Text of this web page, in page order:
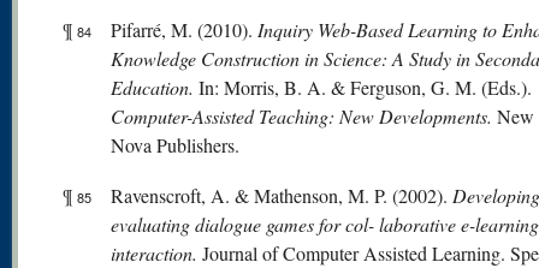
¶ 84 Pifarré, M. (2010). Inquiry Web-Based Learning to
Knowledge Construction in Science: A Study in
Education. In: Morris, B. A. & Ferguson, G. M. (Eds.).
Computer-Assisted Teaching: New Developments. New
Nova Publishers.
¶ 85 Ravenscroft, A. & Mathenson, M. P. (2002).
evaluating dialogue games for col- laborative e-learning
interaction. Journal of Computer Assisted Learning.